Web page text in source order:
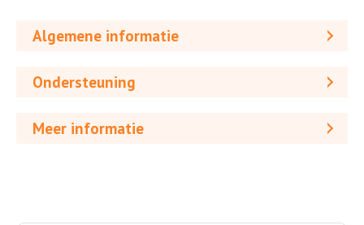
Algemene informatie
Ondersteuning
Meer informatie